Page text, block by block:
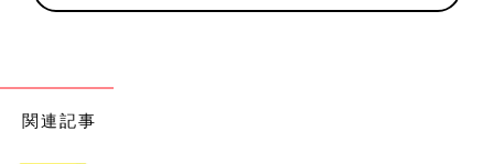
『だるまさんの』『だるまさんも』も大好きでした。読み聞かせ
に！ 低月齢の赤ちゃんから大人まで楽しめる1冊です」（吉田
さん）
関連記事